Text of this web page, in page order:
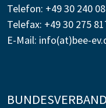
Telefon: +49 30 240
Telefax: +49 30 275
E-Mail: info(at)bee-